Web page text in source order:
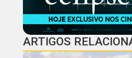
ARTIGOS